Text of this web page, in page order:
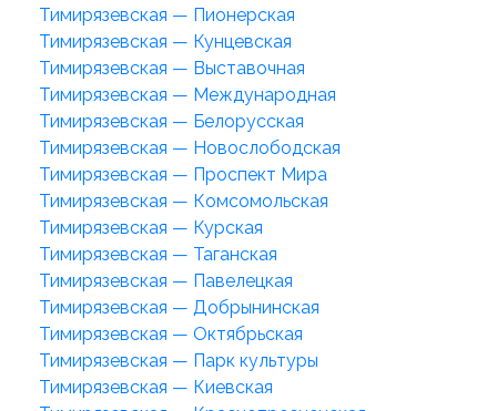
Тимирязевская — Пионерская
Тимирязевская — Кунцевская
Тимирязевская — Выставочная
Тимирязевская — Международная
Тимирязевская — Белорусская
Тимирязевская — Новослободская
Тимирязевская — Проспект Мира
Тимирязевская — Комсомольская
Тимирязевская — Курская
Тимирязевская — Таганская
Тимирязевская — Павелецкая
Тимирязевская — Добрынинская
Тимирязевская — Октябрьская
Тимирязевская — Парк культуры
Тимирязевская — Киевская